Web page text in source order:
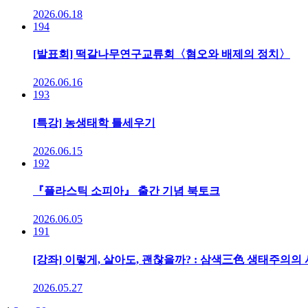
2026.06.18
194
[발표회] 떡갈나무연구교류회〈혐오와 배제의 정치〉
2026.06.16
193
[특강] 농생태학 틀세우기
2026.06.15
192
『플라스틱 소피아』 출간 기념 북토크
2026.06.05
191
[강좌] 이렇게, 살아도, 괜찮을까? : 삼색三色 생태주의의
2026.05.27